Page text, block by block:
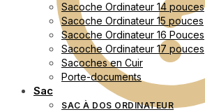
Sacoche Ordinateur 14 pouces
Sacoche Ordinateur 15 pouces
Sacoche Ordinateur 16 Pouces
Sacoche Ordinateur 17 pouces
Sacoches en Cuir
Porte-documents
Sac
SAC À DOS ORDINATEUR